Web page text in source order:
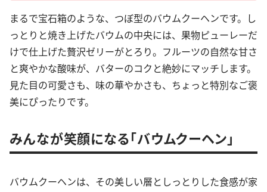
まるで宝石箱のような、つぼ型のバウムクーヘンです。し
っとりと焼き上げたバウムの中央には、果物ピューレーだ
けで仕上げた贅沢ゼリーがとろり。フルーツの自然な甘さ
と爽やかな酸味が、バターのコクと絶妙にマッチします。
見た目の可愛さも、味の華やかさも、ちょっと特別なご褒
美にぴったりです。
みんなが笑顔になる「バウムクーヘン」
バウムクーヘンは、その美しい層としっとりした食感が家